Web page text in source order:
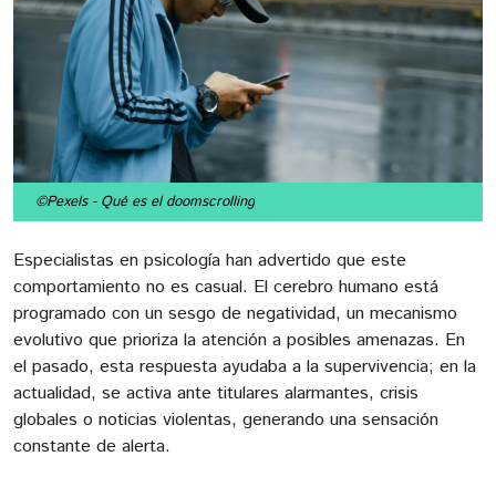
©Pexels - Qué es el doomscrolling
Especialistas en psicología han advertido que este
comportamiento no es casual. El cerebro humano está
programado con un sesgo de negatividad, un mecanismo
evolutivo que prioriza la atención a posibles amenazas. En
el pasado, esta respuesta ayudaba a la supervivencia; en la
actualidad, se activa ante titulares alarmantes, crisis
globales o noticias violentas, generando una sensación
constante de alerta.